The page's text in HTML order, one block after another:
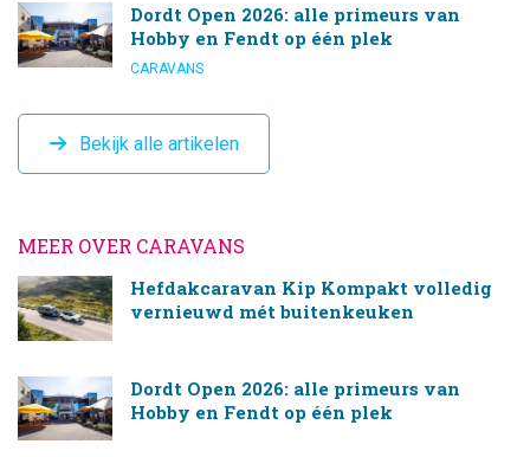
Dordt Open 2026: alle primeurs van
Hobby en Fendt op één plek
CARAVANS
Bekijk alle artikelen
MEER OVER CARAVANS
Hefdakcaravan Kip Kompakt volledig
vernieuwd mét buitenkeuken
Dordt Open 2026: alle primeurs van
Hobby en Fendt op één plek